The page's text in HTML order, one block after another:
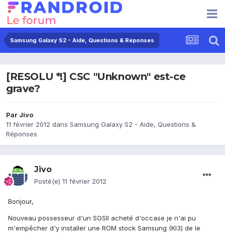
Samsung Galaxy S2 - Aide, Questions & Réponses
[RESOLU *!] CSC "Unknown" est-ce
grave?
Par Jivo
11 février 2012 dans Samsung Galaxy S2 - Aide, Questions &
Réponses
Jivo
Posté(e) 11 février 2012
Bonjour,
Nouveau possesseur d'un SGSII acheté d'occase je n'ai pu
m'empêcher d'y installer une ROM stock Samsung (KI3) de le